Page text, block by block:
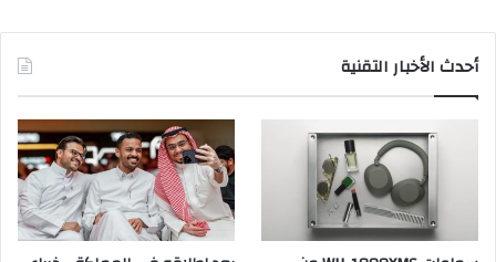
أحدث الأخبار التقنية